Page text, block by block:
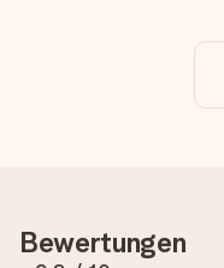
noch eines unserer
Geschenk die perfekte
Wir möchten
rundum zufrieden bist.
Bewertungen